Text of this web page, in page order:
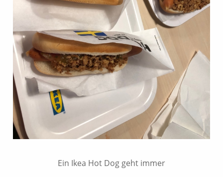
Ein Ikea Hot Dog geht immer